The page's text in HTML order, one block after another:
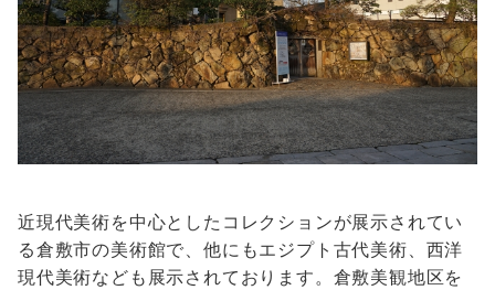
近現代美術を中心としたコレクションが展示されてい
る倉敷市の美術館で、他にもエジプト古代美術、西洋
現代美術なども展示されております。倉敷美観地区を